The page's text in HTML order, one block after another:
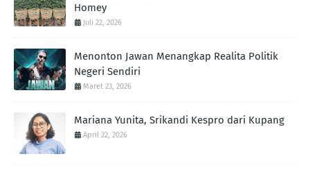
Homey
Juli 22, 2026
Menonton Jawan Menangkap Realita Politik
Negeri Sendiri
Maret 23, 2026
Mariana Yunita, Srikandi Kespro dari Kupang
April 22, 2026